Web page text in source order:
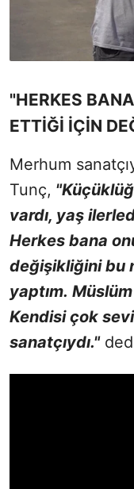
"HERKES
ETTİĞİ İÇİN
Merhum
Tunç,
vardı, yaş
Herkes bana
değişikliğini bu
yaptım.
Kendisi çok
sanatçıydı."